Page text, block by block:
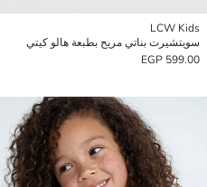
LCW Kids
سويتشيرت بناتي مريح بطبعة هالو كيتي
599.00 EGP